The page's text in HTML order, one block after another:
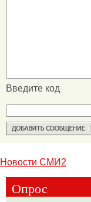
Введите код
Новости СМИ2
Опрос